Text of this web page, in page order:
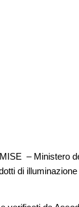
– Ministero
di illuminazione